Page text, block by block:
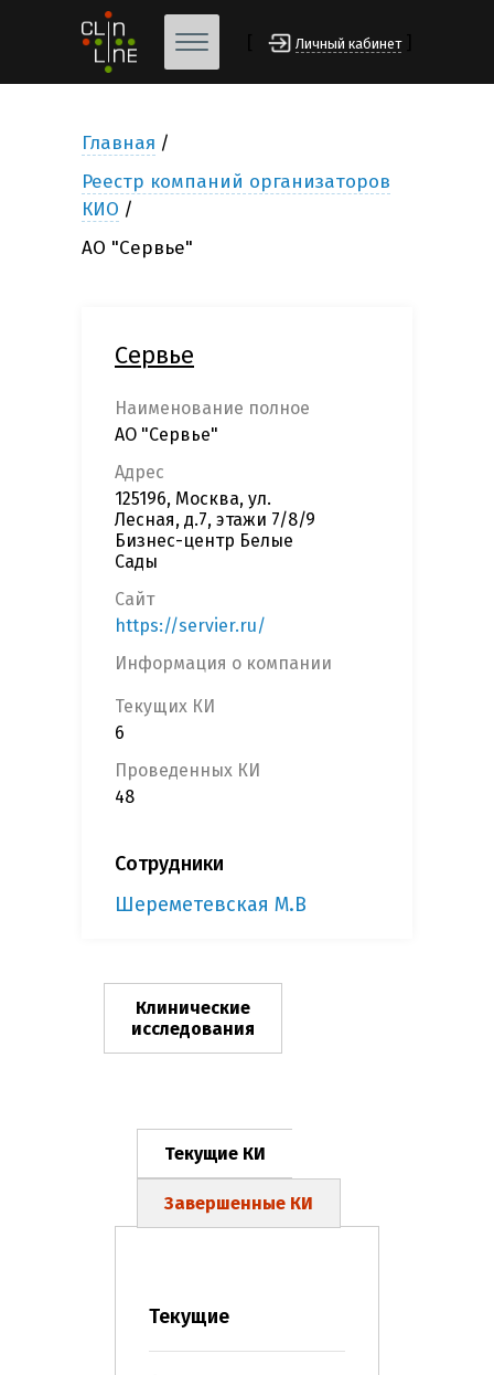
Личный кабинет
Главная
Реестр компаний организаторов
КИО
АО "Сервье"
Сервье
Наименование полное
АО "Сервье"
Адрес
125196, Москва, ул.
Лесная, д.7, этажи 7/8/9
Бизнес-центр Белые
Сады
Сайт
https://servier.ru/
Информация о компании
Текущих КИ
6
Проведенных КИ
48
Сотрудники
Шереметевская М.В
Клинические
исследования
Текущие КИ
Завершенные КИ
Текущие